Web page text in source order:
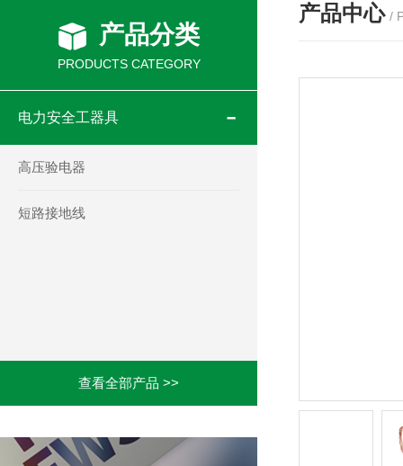
产品分类
PRODUCTS CATEGORY
电力安全工器具
高压验电器
短路接地线
查看全部产品 >>
产品中心 /